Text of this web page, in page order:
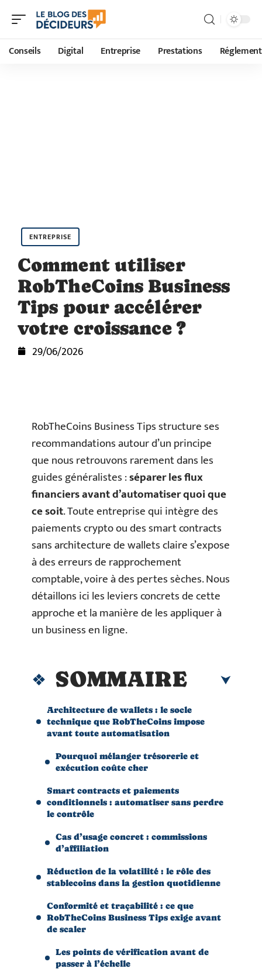
Conseils Digital Entreprise Prestations
ENTREPRISE
Comment utiliser
RobTheCoins Business
Tips pour accélérer
votre croissance ?
29/06/2026
RobTheCoins Business Tips structure ses
recommandations autour d’un principe
que nous retrouvons rarement dans les
guides généralistes :séparer les flux
financiers avant d’automatiser quoi que
ce soit. Toute entreprise qui intègre des
paiements crypto ou des smart contracts
sans architecture de wallets claire s’expose
à des erreurs de rapprochement
comptable, voire à des pertes sèches. Nous
détaillons ici les leviers concrets de cette
approche et la manière de les appliquer à
un business en ligne.
SOMMAIRE
Architecture de wallets : le socle
technique que RobTheCoins impose
avant toute automatisation
Pourquoi mélanger trésorerie et
exécution coûte cher
Smart contracts et paiements
conditionnels : automatiser sans perdre
le contrôle
Cas d’usage concret : commissions
d’affiliation
Réduction de la volatilité : le rôle des
stablecoins dans la gestion quotidienne
Conformité et traçabilité : ce que
RobTheCoins Business Tips exige avant
de scaler
Les points de vérification avant de
passer à l’échelle